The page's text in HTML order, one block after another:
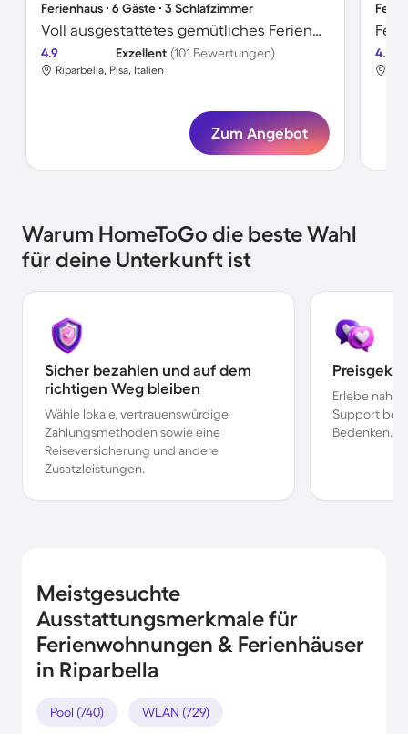
Ferienhaus ∙ 6 Gäste ∙ 3 Schlafzimmer
Voll ausgestattetes gemütliches Ferienhaus mit Garten, Terrasse und Grill | Haustierfreundlich
4.9 Exzellent (101 Bewertungen)
Riparbella, Pisa, Italien
Zum Angebot
4.5
Warum HomeToGo die beste Wahl
für deine Unterkunft ist
Sicher bezahlen und auf dem
richtigen Weg bleiben
Wähle lokale, vertrauenswürdige
Zahlungsmethoden sowie eine
Reiseversicherung und andere
Zusatzleistungen.
Erlebe
Support bei
Bedenken.
Meistgesuchte
Ausstattungsmerkmale für
Ferienwohnungen & Ferienhäuser
in Riparbella
Pool (740) WLAN (729)